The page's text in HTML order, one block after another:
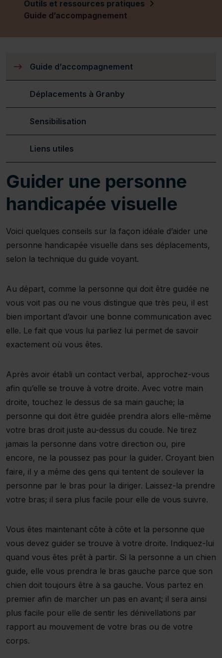
Outils et ressources pratiques
Guide d’accompagnement
Guide d’accompagnement
(actuellement sélectionné)
Déplacements à Granby
Sensibilisation
Liens utiles
Guider une personne
handicapée visuelle
Voici quelques conseils sur la façon idéale d’aider une
personne handicapée visuelle dans ses déplacements,
selon la technique du guide voyant.
Au départ, comme la personne qui doit être guidée ne
vous voit pas ou ne vous distingue que très peu, il est
bien important d’avoir une bonne communication avec
elle. Le fait que vous lui parliez lui permet de savoir
exactement où vous êtes.
Après avoir établi un contact verbal, approchez-vous
afin qu’elle se trouve à votre droite. Avec votre main
droite, touchez le dessus de sa main gauche; la
personne qui doit être guidée prendra alors elle-même
votre bras droit juste au-dessus du coude. Ne tirez
jamais la personne dans votre direction ou, pire
encore, ne la poussez pas pour la guider. Croyant bien
faire, il y a même des gens qui tentent de soulever la
personne par le bras pour la diriger. Laissez-la prendre
votre bras; il sera plus facile pour elle de vous suivre.
Vous êtes maintenant côte à côte et la personne que
vous devez guider se trouve à votre droite. Indiquez-lui
quand vous êtes prêt à partir. Si la personne a un chien
guide, elle vous prendra le bras gauche parce que son
chien doit toujours être à sa gauche. Vous partez en
premier afin de marcher un pas en avant; il sera ainsi
plus facile pour elle de sentir les dénivellations par
rapport au mouvement de votre bras ou de votre
corps.